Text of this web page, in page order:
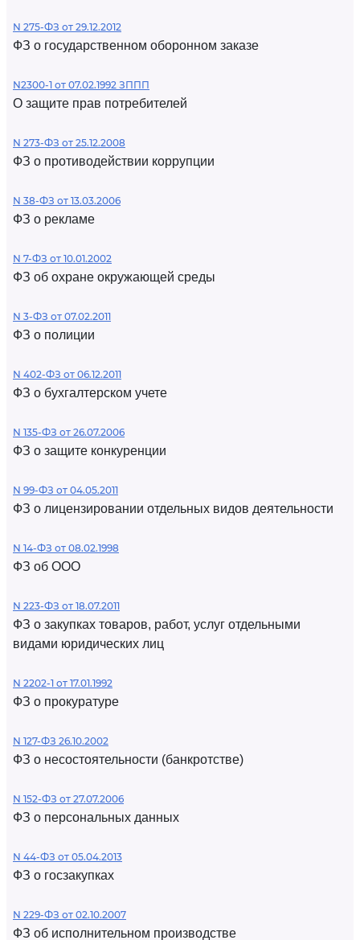
N 275-ФЗ от 29.12.2012
ФЗ о государственном оборонном заказе
N2300-1 от 07.02.1992 ЗППП
О защите прав потребителей
N 273-ФЗ от 25.12.2008
ФЗ о противодействии коррупции
N 38-ФЗ от 13.03.2006
ФЗ о рекламе
N 7-ФЗ от 10.01.2002
ФЗ об охране окружающей среды
N 3-ФЗ от 07.02.2011
ФЗ о полиции
N 402-ФЗ от 06.12.2011
ФЗ о бухгалтерском учете
N 135-ФЗ от 26.07.2006
ФЗ о защите конкуренции
N 99-ФЗ от 04.05.2011
ФЗ о лицензировании отдельных видов деятельности
N 14-ФЗ от 08.02.1998
ФЗ об ООО
N 223-ФЗ от 18.07.2011
ФЗ о закупках товаров, работ, услуг отдельными
видами юридических лиц
N 2202-1 от 17.01.1992
ФЗ о прокуратуре
N 127-ФЗ 26.10.2002
ФЗ о несостоятельности (банкротстве)
N 152-ФЗ от 27.07.2006
ФЗ о персональных данных
N 44-ФЗ от 05.04.2013
ФЗ о госзакупках
N 229-ФЗ от 02.10.2007
ФЗ об исполнительном производстве